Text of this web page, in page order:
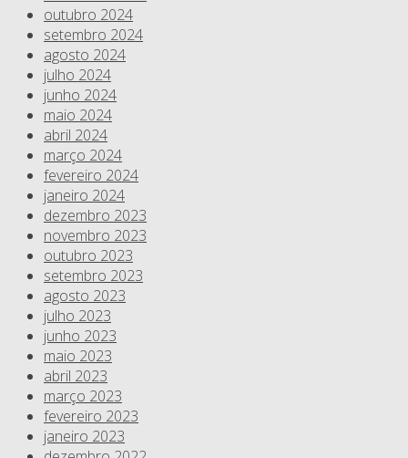
outubro 2024
setembro 2024
agosto 2024
julho 2024
junho 2024
maio 2024
abril 2024
março 2024
fevereiro 2024
janeiro 2024
dezembro 2023
novembro 2023
outubro 2023
setembro 2023
agosto 2023
julho 2023
junho 2023
maio 2023
abril 2023
março 2023
fevereiro 2023
janeiro 2023